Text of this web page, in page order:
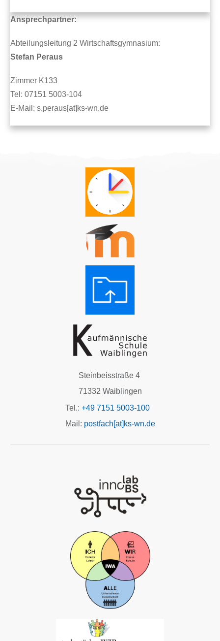
Ansprechpartner:
Abteilungsleitung 2 Wirtschaftsgymnasium:
Stefan Peraus
Zimmer K133
Tel: 07151 5003-104
E-Mail: s.peraus[at]ks-wn.de
Steinbeisstraße 4
71332 Waiblingen
Tel.: +49 7151 5003-100
Mail: postfach[at]ks-wn.de